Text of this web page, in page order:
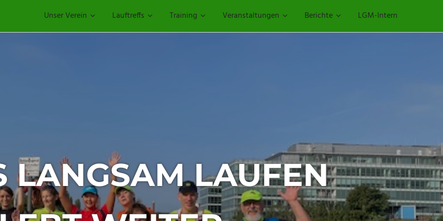
Unser Verein Lauftreffs Training Veranstaltungen Berichte LGM-Intern
VOLKSLAUF VOM